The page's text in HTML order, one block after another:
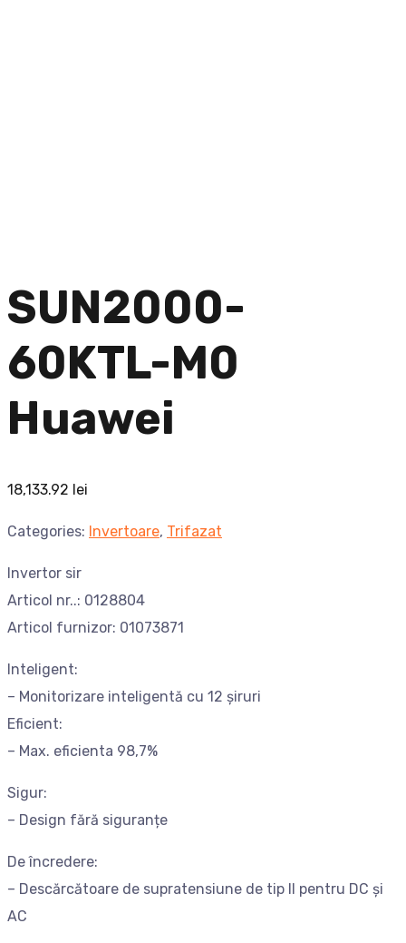
SUN2000-
60KTL-M0
Huawei
18,133.92 lei
Categories: Invertoare, Trifazat
Invertor sir
Articol nr..: 0128804
Articol furnizor: 01073871
Inteligent:
– Monitorizare inteligentă cu 12 șiruri
Eficient:
– Max. eficienta 98,7%
Sigur:
– Design fără siguranțe
De încredere:
– Descărcătoare de supratensiune de tip II pentru DC și
AC